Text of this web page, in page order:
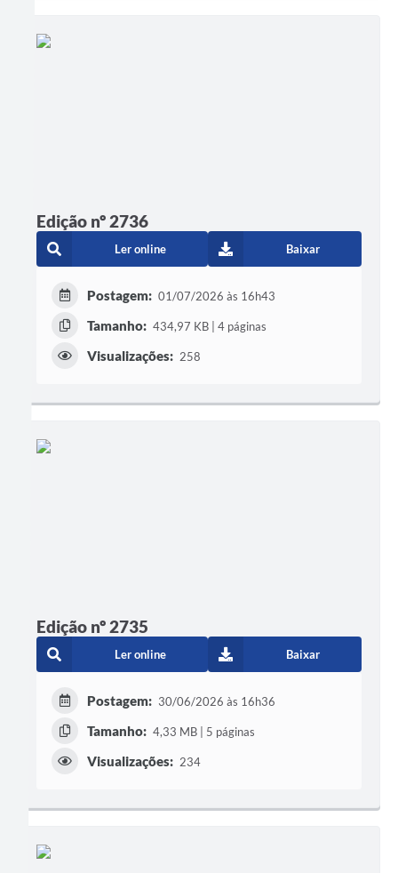
Edição nº 2736
Ler online Baixar
Postagem: 01/07/2026 às 16h43
Tamanho: 434,97 KB | 4 páginas
Visualizações: 258
Edição nº 2735
Ler online Baixar
Postagem: 30/06/2026 às 16h36
Tamanho: 4,33 MB | 5 páginas
Visualizações: 234